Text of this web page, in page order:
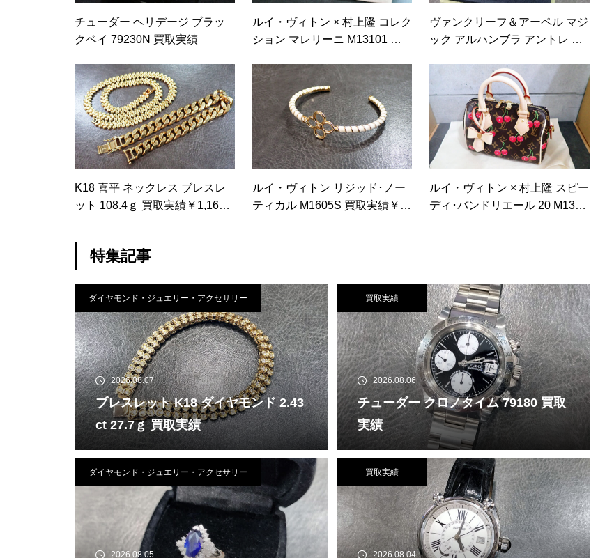
チューダー ヘリデージ ブラッ
クベイ 79230N 買取実績
ルイ・ヴィトン × 村上隆 コレク
ション マレリーニ M13101 買
ヴァンクリーフ＆アーペル マジ
ック アルハンブラ アントレ レ
K18 喜平 ネックレス ブレスレ
ット 108.4ｇ 買取実績￥1,165,3
ルイ・ヴィトン リジッド･ノー
ティカル M1605S 買取実績￥8
ルイ・ヴィトン × 村上隆 スピー
ディ･バンドリエール 20 M1309
特集記事
ダイヤモンド・ジュエリー・アクセサリー
2026.08.07
ブレスレット K18 ダイヤモンド 2.43
ct 27.7ｇ 買取実績
買取実績
2026.08.06
チューダー クロノタイム 79180 買取
実績
ダイヤモンド・ジュエリー・アクセサリー
2026.08.05
買取実績
2026.08.04